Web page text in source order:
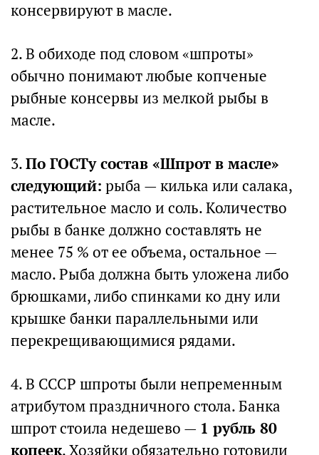
консервируют в масле.
2. В обиходе под словом «шпроты»
обычно понимают любые копченые
рыбные консервы из мелкой рыбы в
масле.
3.По ГОСТу состав «Шпрот в масле»
следующий: рыба — килька или салака,
растительное масло и соль. Количество
рыбы в банке должно составлять не
менее 75 % от ее объема, остальное —
масло. Рыба должна быть уложена либо
брюшками, либо спинками ко дну или
крышке банки параллельными или
перекрещивающимися рядами.
4. В СССР шпроты были непременным
атрибутом праздничного стола. Банка
шпрот стоила недешево — 1 рубль 80
копеек. Хозяйки обязательно готовили